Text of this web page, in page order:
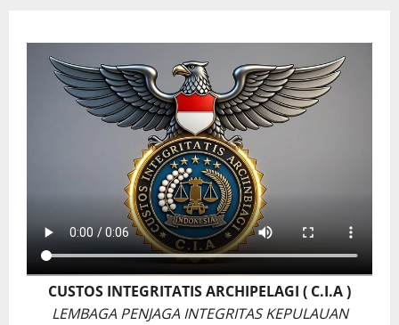
CUSTOS INTEGRITATIS ARCHIPELAGI ( C.I.A )
LEMBAGA PENJAGA INTEGRITAS KEPULAUAN